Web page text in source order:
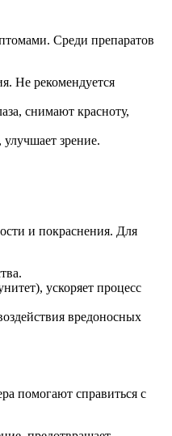
Среди препаратов
Не рекомендуется
снимают красноту,
зрение.
и покраснения. Для
ускоряет процесс
вредоносных
помогают справиться с